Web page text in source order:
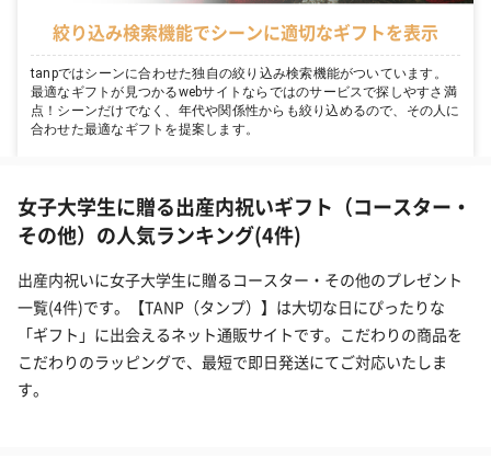
絞り込み検索機能でシーンに適切なギフトを表示
tanpではシーンに合わせた独自の絞り込み検索機能がついています。
最適なギフトが見つかるwebサイトならではのサービスで探しやすさ満
点！シーンだけでなく、年代や関係性からも絞り込めるので、その人に
合わせた最適なギフトを提案します。
女子大学生に贈る出産内祝いギフト（コースター・
その他）の人気ランキング(4件)
出産内祝いに女子大学生に贈るコースター・その他のプレゼント
一覧(4件)です。【TANP（タンプ）】は大切な日にぴったりな
「ギフト」に出会えるネット通販サイトです。こだわりの商品を
こだわりのラッピングで、最短で即日発送にてご対応いたしま
す。